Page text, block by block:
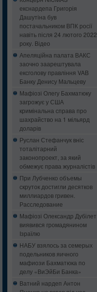
екснардепа Григорія
Дашутіна був
постачальником ВПК росії
навіть після 24 лютого 2022
року. Відео
Апеляційна палата ВАКС
заочно заарештувала
ексголову правління VAB
Банку Денису Мальцеву
Мафіозі Олегу Бахматюку
загрожує у США
кримінальна справа про
шахрайство на 1 мільярд
доларів
Руслан Стефанчук вніс
тоталітарний
законопроект, за який
обмежує права журналістів
При Лубченко объемы
скруток достигли десятков
миллиардов гривен.
Расследование
Мафіозі Олександр Дубілет
виявився громадянином
Ізраїлю
НАБУ взялось за семерых
подельников яичного
мафиози Бахматюка по
делу «ВиЭйБи Банка»
Ватний нардеп Антон